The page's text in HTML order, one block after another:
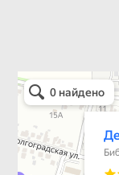
Детская
Библиотека в